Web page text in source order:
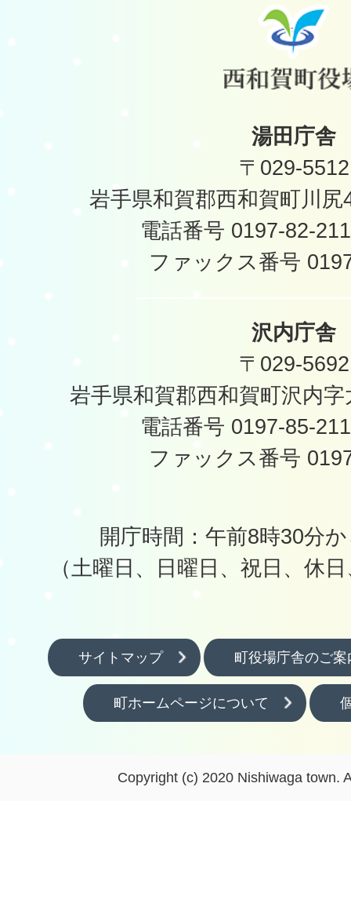
湯田庁舎
〒029-5512
岩手県和賀郡西和賀町川
電話番号 0197-82-
ファックス番号
沢内庁舎
〒029-5692
岩手県和賀郡西和賀町沢内
電話番号 0197-85-
ファックス番号
開庁時間：午前8時30分
（土曜日、日曜日、祝日、休
サイトマップ 町役場庁舎のご案
町ホームページについて
Copyright (c) 2020 Nishiwaga town.